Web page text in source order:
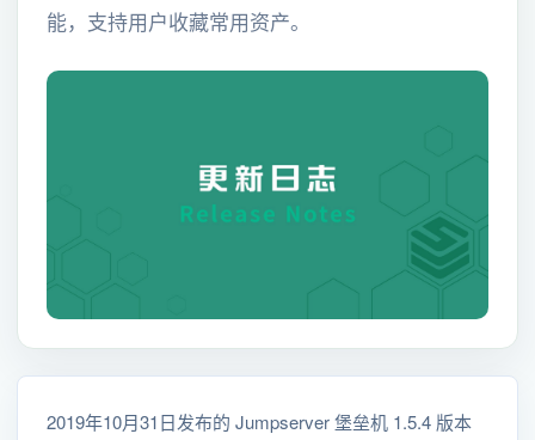
能，支持用户收藏常用资产。
2019年10月31日发布的 Jumpserver 堡垒机 1.5.4 版本